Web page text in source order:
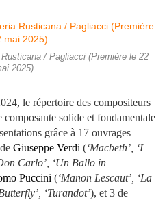
/ Pagliacci (Première le 22
2025)
le répertoire des compositeurs
solide et fondamentale
grâce à 17 ouvrages
Giuseppe Verdi (‘Macbeth’, ‘I
Carlo’, ‘Un Ballo in
Puccini (‘Manon Lescaut’, ‘La
‘Turandot’), et 3 de